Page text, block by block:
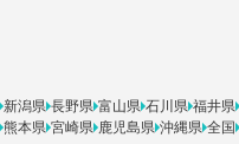
新潟県 長野県 富山県 石川県 福井県
熊本県 宮崎県 鹿児島県 沖縄県 全国